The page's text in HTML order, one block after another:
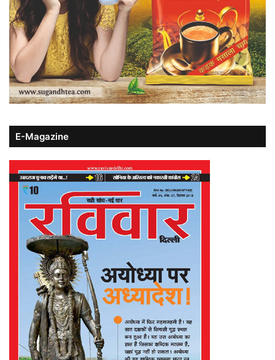
E-Magazine